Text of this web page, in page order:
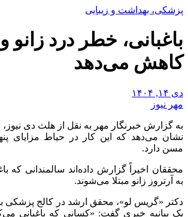
پزشکی، بهداشت و زیبایی
باغبانی، خطر درد زانو و
کاهش می‌دهد
دی ۱۴, ۱۴۰۴
مهر نیوز
به گزارش خبرنگار مهر به نقل از هلث دی نیوز،
نشان می‌دهد که این کار در حیاط مزایای
مسن دارد.
محققان اخیراً گزارش داده‌اند سالمندانی که
به آرتروز زانو مبتلا می‌شوند.
دکتر «گریس لو»، محقق ارشد در کالج پزشکی
یک بیانیه خبری گفت: «کسانی که باغبانی